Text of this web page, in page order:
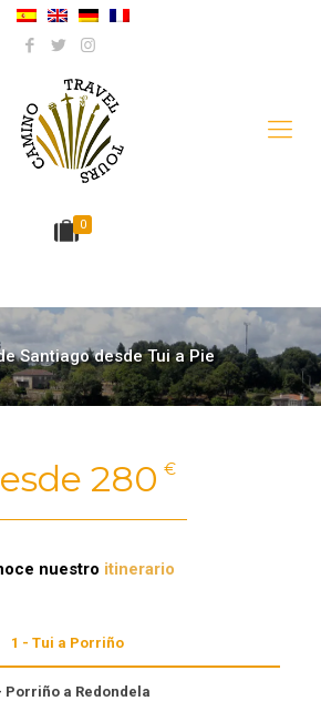
0
Santiago desde Tui a Pie
280 €
nuestro itinerario
1 - Tui a Porriño
Porriño a Redondela